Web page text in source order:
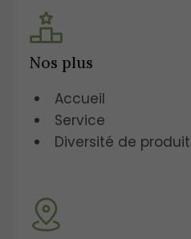
Nos plus
Accueil
Service
Diversité de